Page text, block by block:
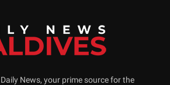
News, your prime source for the